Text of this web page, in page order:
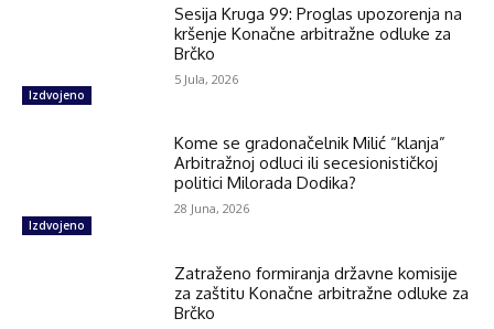
Izdvojeno
Sesija Kruga 99: Proglas upozorenja na
kršenje Konačne arbitražne odluke za
Brčko
5 Jula, 2026
Izdvojeno
Kome se gradonačelnik Milić “klanja”
Arbitražnoj odluci ili secesionističkoj
politici Milorada Dodika?
28 Juna, 2026
Zatraženo formiranja državne komisije
za zaštitu Konačne arbitražne odluke za
Brčko